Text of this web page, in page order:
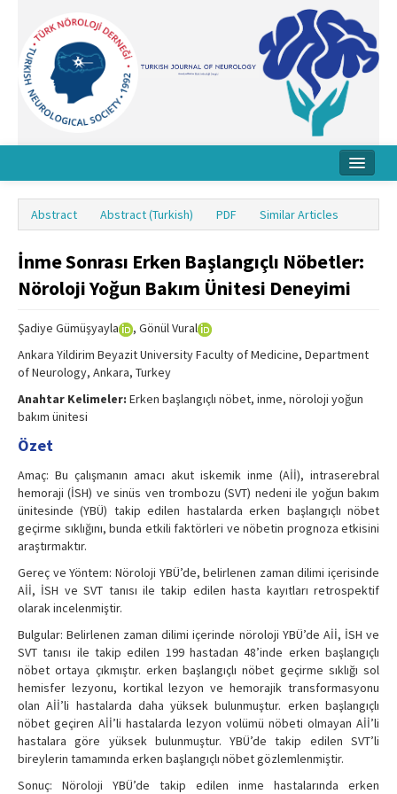
About Journal
Board
Instructions
Archive
Contact Us
Abstract Abstract (Turkish) PDF Similar Articles
İnme Sonrası Erken Başlangıçlı Nöbetler:
Nöroloji Yoğun Bakım Ünitesi Deneyimi
Şadiye Gümüşyayla
, Gönül Vural
Ankara Yildirim Beyazit University Faculty of Medicine, Department
of Neurology, Ankara, Turkey
Anahtar Kelimeler: Erken başlangıçlı nöbet, inme, nöroloji yoğun
bakım ünitesi
Özet
Amaç: Bu çalışmanın amacı akut iskemik inme (Aİİ), intraserebral
hemoraji (İSH) ve sinüs ven trombozu (SVT) nedeni ile yoğun bakım
ünitesinde (YBÜ) takip edilen hastalarda erken başlangıçlı nöbet
geçirme sıklığını, bunda etkili faktörleri ve nöbetin prognoza etkisini
araştırmaktır.
Gereç ve Yöntem: Nöroloji YBÜ’de, belirlenen zaman dilimi içerisinde
Aİİ, İSH ve SVT tanısı ile takip edilen hasta kayıtları retrospektif
olarak incelenmiştir.
Bulgular: Belirlenen zaman dilimi içerinde nöroloji YBÜ’de Aİİ, İSH ve
SVT tanısı ile takip edilen 199 hastadan 48’inde erken başlangıçlı
nöbet ortaya çıkmıştır. erken başlangıçlı nöbet geçirme sıklığı sol
hemisfer lezyonu, kortikal lezyon ve hemorajik transformasyonu
olan Aİİ’li hastalarda daha yüksek bulunmuştur. erken başlangıçlı
nöbet geçiren Aİİ’li hastalarda lezyon volümü nöbeti olmayan Aİİ’li
hastalara göre yüksek bulunmuştur. YBÜ’de takip edilen SVT’li
bireylerin tamamında erken başlangıçlı nöbet gözlemlenmiştir.
Sonuç: Nöroloji YBÜ’de takip edilen inme hastalarında erken